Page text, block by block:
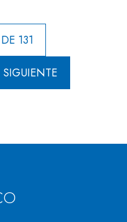
131
SIGUIENTE